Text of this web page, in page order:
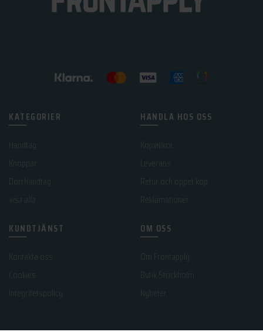
KATEGORIER
Handtag
Dörrhandtag
HANDLA HOS OSS
Retur och öppet köp
Reklamationer
KUNDTJÄNST
Kontakta oss
Integritetspolicy
OM OSS
Om Frontapply
Butik Stockholm
Nyheter